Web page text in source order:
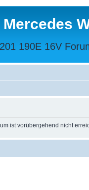
Mercedes
190E 16V
ist vorübergehend nicht